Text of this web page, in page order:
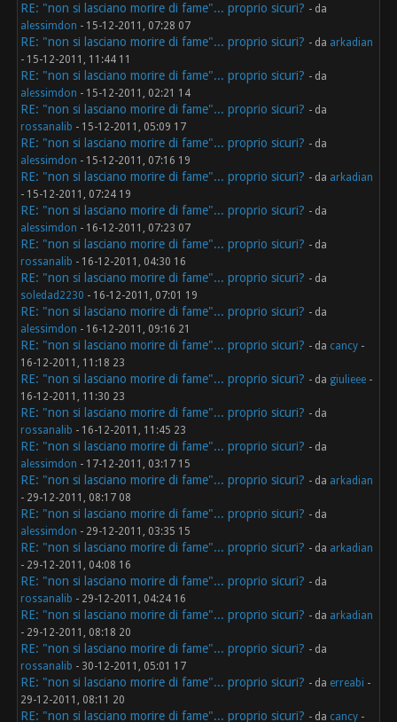
RE: "non si lasciano morire di fame"... proprio sicuri? - da
alessimdon - 15-12-2011, 07:28 07
RE: "non si lasciano morire di fame"... proprio sicuri? - da arkadian
- 15-12-2011, 11:44 11
RE: "non si lasciano morire di fame"... proprio sicuri? - da
alessimdon - 15-12-2011, 02:21 14
RE: "non si lasciano morire di fame"... proprio sicuri? - da
rossanalib - 15-12-2011, 05:09 17
RE: "non si lasciano morire di fame"... proprio sicuri? - da
alessimdon - 15-12-2011, 07:16 19
RE: "non si lasciano morire di fame"... proprio sicuri? - da arkadian
- 15-12-2011, 07:24 19
RE: "non si lasciano morire di fame"... proprio sicuri? - da
alessimdon - 16-12-2011, 07:23 07
RE: "non si lasciano morire di fame"... proprio sicuri? - da
rossanalib - 16-12-2011, 04:30 16
RE: "non si lasciano morire di fame"... proprio sicuri? - da
soledad2230 - 16-12-2011, 07:01 19
RE: "non si lasciano morire di fame"... proprio sicuri? - da
alessimdon - 16-12-2011, 09:16 21
RE: "non si lasciano morire di fame"... proprio sicuri? - da cancy -
16-12-2011, 11:18 23
RE: "non si lasciano morire di fame"... proprio sicuri? - da giulieee -
16-12-2011, 11:30 23
RE: "non si lasciano morire di fame"... proprio sicuri? - da
rossanalib - 16-12-2011, 11:45 23
RE: "non si lasciano morire di fame"... proprio sicuri? - da
alessimdon - 17-12-2011, 03:17 15
RE: "non si lasciano morire di fame"... proprio sicuri? - da arkadian
- 29-12-2011, 08:17 08
RE: "non si lasciano morire di fame"... proprio sicuri? - da
alessimdon - 29-12-2011, 03:35 15
RE: "non si lasciano morire di fame"... proprio sicuri? - da arkadian
- 29-12-2011, 04:08 16
RE: "non si lasciano morire di fame"... proprio sicuri? - da
rossanalib - 29-12-2011, 04:24 16
RE: "non si lasciano morire di fame"... proprio sicuri? - da arkadian
- 29-12-2011, 08:18 20
RE: "non si lasciano morire di fame"... proprio sicuri? - da
rossanalib - 30-12-2011, 05:01 17
RE: "non si lasciano morire di fame"... proprio sicuri? - da erreabi -
29-12-2011, 08:11 20
RE: "non si lasciano morire di fame"... proprio sicuri? - da cancy -